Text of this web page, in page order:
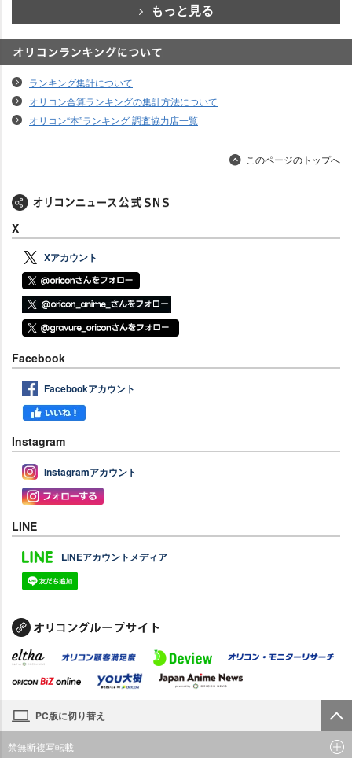
もっと見る
ランキング集計について
オリコン合算ランキングの集計方法について
オリコン“本”ランキング 調査協力店一覧
このページのトップへ
X
Xアカウント
Facebook
Facebookアカウント
Instagram
Instagramアカウント
LINE
LINEアカウントメディア
PC版に切り替え
禁無断複写転載